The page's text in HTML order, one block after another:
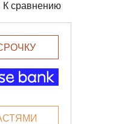
К сравнению